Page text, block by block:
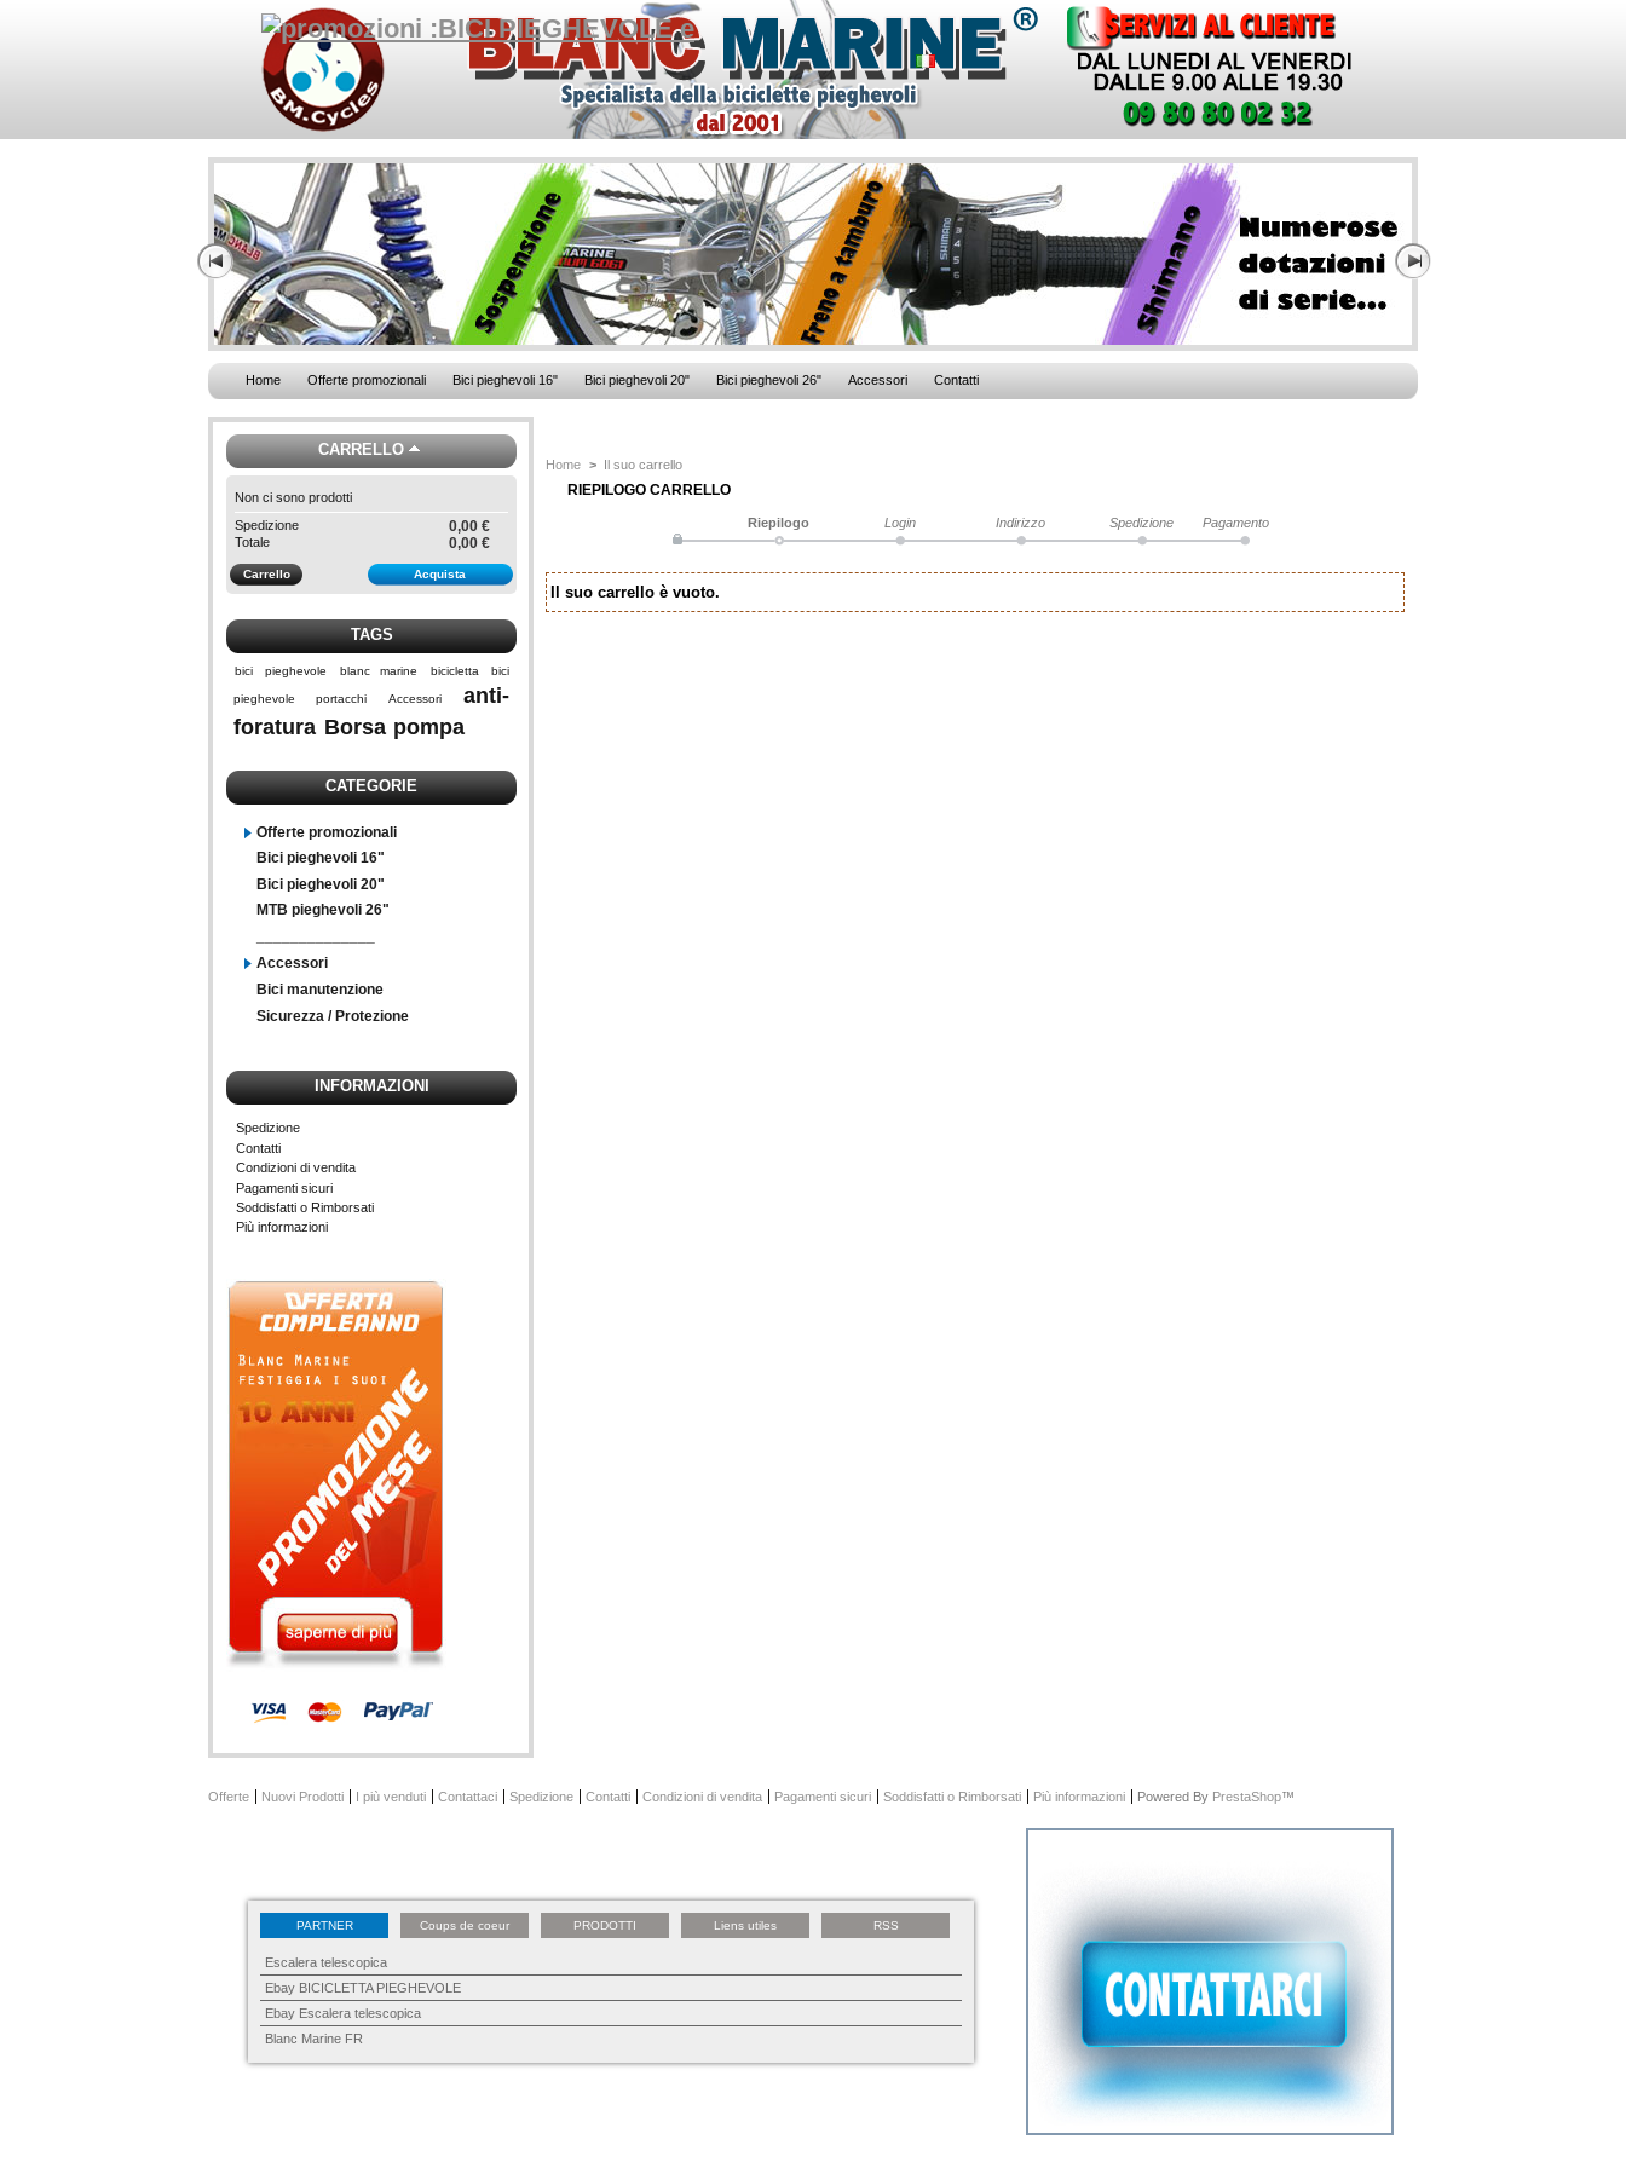
Home Offerte promozionali Bici pieghevoli 16" Bici pieghevoli 20" Bici pieghevoli 26" Accessori Contatti
CARRELLO
Non ci sono prodotti
Spedizione
0,00 €
Totale 0,00 €
Carrello Acquista
TAGS
bici pieghevole blanc marine bicicletta bici
pieghevole portacchi Accessori
anti-
foratura Borsa pompa
CATEGORIE
Offerte promozionali
Bici pieghevoli 16"
Bici pieghevoli 20"
MTB pieghevoli 26"
Accessori
Bici manutenzione
Sicurezza / Protezione
INFORMAZIONI
Spedizione
Contatti
Condizioni di vendita
Pagamenti sicuri
Soddisfatti o Rimborsati
Più informazioni
Home > Il suo carrello
RIEPILOGO CARRELLO
Riepilogo Login Indirizzo Spedizione Pagamento
Il suo carrello è vuoto.
Offerte Nuovi Prodotti I più venduti Contattaci Spedizione Contatti Condizioni di vendita Pagamenti sicuri Soddisfatti o Rimborsati Più informazioni Powered By PrestaShop™
PARTNER Coups de coeur PRODOTTI Liens utiles RSS
Escalera telescopica
Ebay BICICLETTA PIEGHEVOLE
Ebay Escalera telescopica
Blanc Marine FR